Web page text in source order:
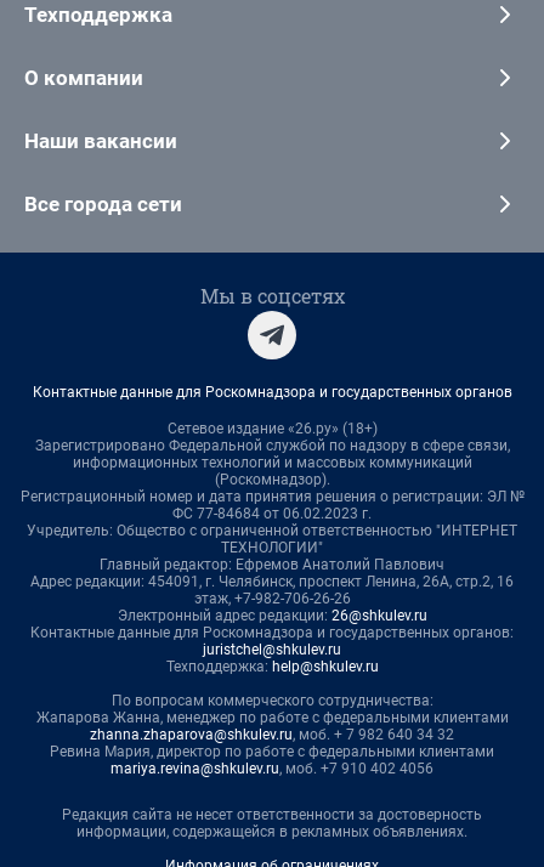
Техподдержка
О компании
Наши вакансии
Все города сети
Мы в соцсетях
Контактные данные для Роскомнадзора и государственных органов
Сетевое издание «26.ру» (18+)
Зарегистрировано Федеральной службой по надзору в сфере связи,
информационных технологий и массовых коммуникаций
(Роскомнадзор).
Регистрационный номер и дата принятия решения о регистрации: ЭЛ №
ФС 77-84684 от 06.02.2023 г.
Учредитель: Общество с ограниченной ответственностью "ИНТЕРНЕТ
ТЕХНОЛОГИИ"
Главный редактор: Ефремов Анатолий Павлович
Адрес редакции: 454091, г. Челябинск, проспект Ленина, 26А, стр.2, 16
этаж, +7-982-706-26-26
Электронный адрес редакции: 26@shkulev.ru
Контактные данные для Роскомнадзора и государственных органов:
juristchel@shkulev.ru
Техподдержка: help@shkulev.ru
По вопросам коммерческого сотрудничества:
Жапарова Жанна, менеджер по работе с федеральными клиентами
zhanna.zhaparova@shkulev.ru, моб. + 7 982 640 34 32
Ревина Мария, директор по работе с федеральными клиентами
mariya.revina@shkulev.ru, моб. +7 910 402 4056
Редакция сайта не несет ответственности за достоверность
информации, содержащейся в рекламных объявлениях.